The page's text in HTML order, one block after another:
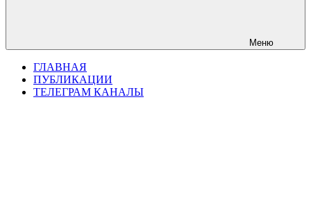
Меню
ГЛАВНАЯ
ПУБЛИКАЦИИ
ТЕЛЕГРАМ КАНАЛЫ